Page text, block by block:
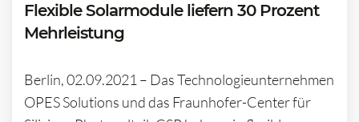
Flexible Solarmodule liefern 30 Prozent
Mehrleistung
Berlin, 02.09.2021 – Das Technologieunternehmen
OPES Solutions und das Fraunhofer-Center für